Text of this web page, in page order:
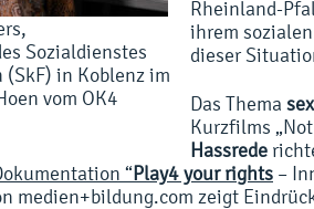
Sozialdienstes
in Koblenz im
vom OK4
Rheinland-
ihrem
dieser
Das Thema
Kurzfilms
Hassrede
“Play4 your rights –
medien+bildung.com zeigt